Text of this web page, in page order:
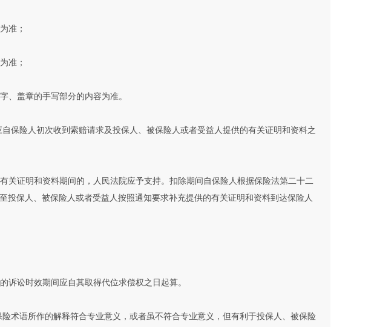
准；
准；
、盖章的手写部分的内容为准。
保险人初次收到索赔请求及投保人、被保险人或者受益人提供的有关证明和资料之
关证明和资料期间的，人民法院应予支持。扣除期间自保险人根据保险法第二十二
保人、被保险人或者受益人按照通知要求补充提供的有关证明和资料到达保险人
诉讼时效期间应自其取得代位求偿权之日起算。
术语所作的解释符合专业意义，或者虽不符合专业意义，但有利于投保人、被保险